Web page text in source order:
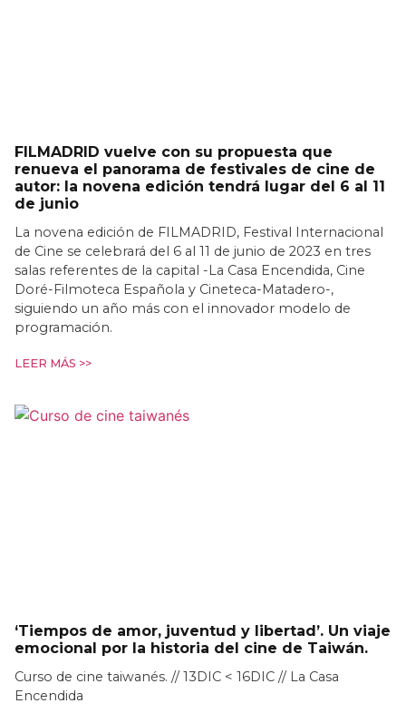
FILMADRID vuelve con su propuesta que
renueva el panorama de festivales de cine de
autor: la novena edición tendrá lugar del 6 al 11
de junio
La novena edición de FILMADRID, Festival Internacional
de Cine se celebrará del 6 al 11 de junio de 2023 en tres
salas referentes de la capital -La Casa Encendida, Cine
Doré-Filmoteca Española y Cineteca-Matadero-,
siguiendo un año más con el innovador modelo de
programación.
LEER MÁS >>
‘Tiempos de amor, juventud y libertad’. Un viaje
emocional por la historia del cine de Taiwán.
Curso de cine taiwanés. // 13DIC < 16DIC // La Casa
Encendida